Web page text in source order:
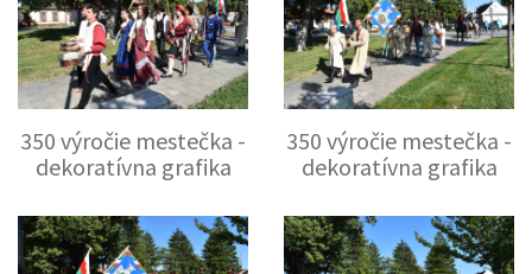
350 výročie mestečka -
dekoratívna grafika
350 výročie mestečka -
dekoratívna grafika